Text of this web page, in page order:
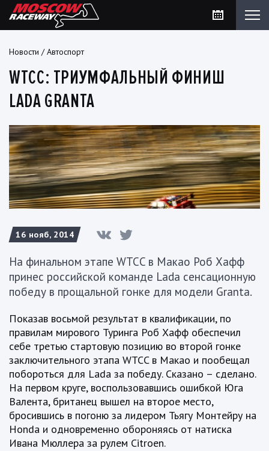
Новости /Автоспорт
WTCC: ТРИУМФАЛЬНЫЙ ФИНИШ
LADA GRANTA
16 нояб, 2014
На финальном этапе WTCC в Макао Роб Хафф
принес российской команде Lada сенсационную
победу в прощальной гонке для модели Granta.
Показав восьмой результат в квалификации, по
правилам мирового Туринга Роб Хафф обеспечил
себе третью стартовую позицию во второй гонке
заключительного этапа WTCC в Макао и пообещал
побороться для Lada за победу. Сказано – сделано.
На первом круге, воспользовавшись ошибкой Юга
Валента, британец вышел на второе место,
бросившись в погоню за лидером Тьягу Монтейру на
Honda и одновременно обороняясь от натиска
Ивана Мюллера за рулем Citroen.